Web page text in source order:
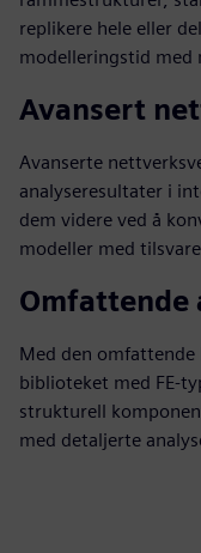
replikere hele eller
modelleringstid med
Avansert
Avanserte
analyseresultater i
dem videre ved å
modeller med
Omfattende
Med den omfattende
biblioteket med FE-
strukturell
med detaljerte